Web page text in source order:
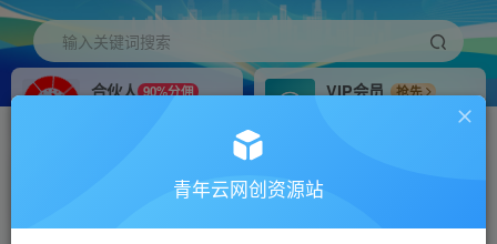
输入关键词搜索
合伙人 90%分佣
VIP会员
抢先
搭建同款网站，自己当老板
青年云网创资源站